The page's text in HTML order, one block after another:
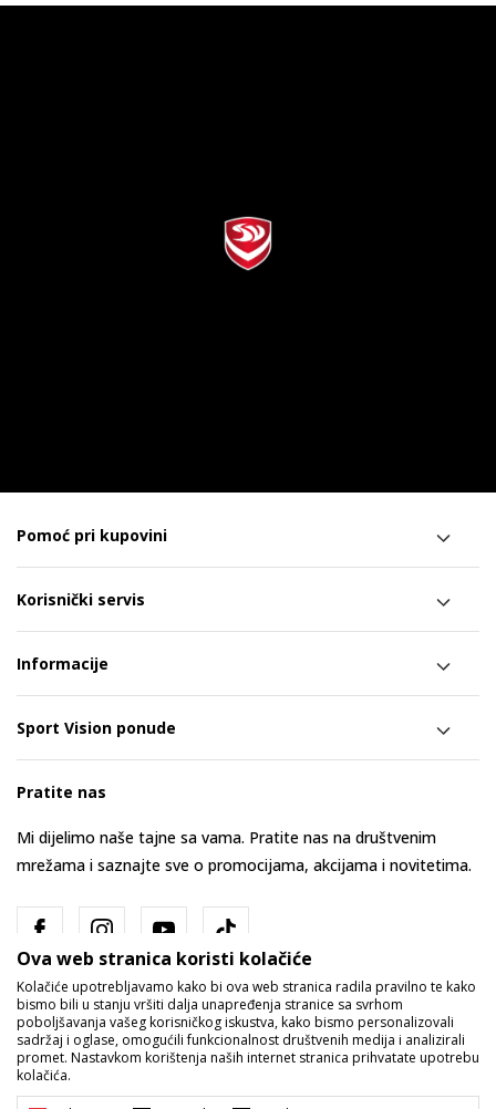
Pomoć pri kupovini
Korisnički servis
Informacije
Sport Vision ponude
Pratite nas
Mi dijelimo naše tajne sa vama. Pratite nas na društvenim
mrežama i saznajte sve o promocijama, akcijama i novitetima.
Bosna i Hercegovina Promijenite
Ova web stranica koristi kolačiće
Kolačiće upotrebljavamo kako bi ova web stranica radila pravilno te kako
bismo bili u stanju vršiti dalja unapređenja stranice sa svrhom
poboljšavanja vašeg korisničkog iskustva, kako bismo personalizovali
sadržaj i oglase, omogućili funkcionalnost društvenih medija i analizirali
promet. Nastavkom korištenja naših internet stranica prihvatate upotrebu
kolačića.